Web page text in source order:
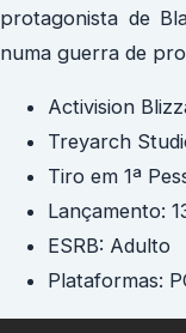
protagonista de
numa guerra de
Activision
Treyarch
Tiro em 1ª
Lançamento:
ESRB: Adulto
Plataformas: